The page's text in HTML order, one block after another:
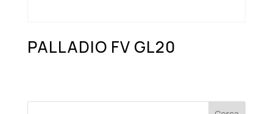
PALLADIO FV GL20